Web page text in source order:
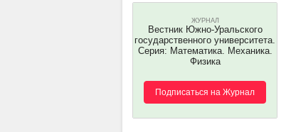
ЖУРНАЛ
Вестник Южно-Уральского
государственного университета.
Серия: Математика. Механика.
Физика
Подписаться на Журнал